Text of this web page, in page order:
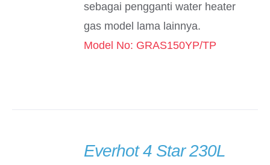
sebagai pengganti water heater
gas model lama lainnya.
Model No: GRAS150YP/TP
Everhot 4 Star 230L